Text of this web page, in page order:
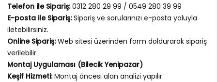
Telefon ile Sipariş:0312 280 29 99 / 0549 280 39 99
E-posta ile Sipariş:Sipariş ve sorularınızı e-posta yoluyla
iletebilirsiniz.
Online Sipariş:Web sitesi üzerinden form doldurarak sipariş
verilebilir.
Montaj Uygulaması (Bilecik Yenipazar)
Keşif Hizmeti:Montaj öncesi alan analizi yapılır.